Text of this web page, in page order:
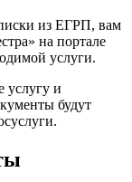
из ЕГРП, вам
на портале
услуги.
услугу и
будут